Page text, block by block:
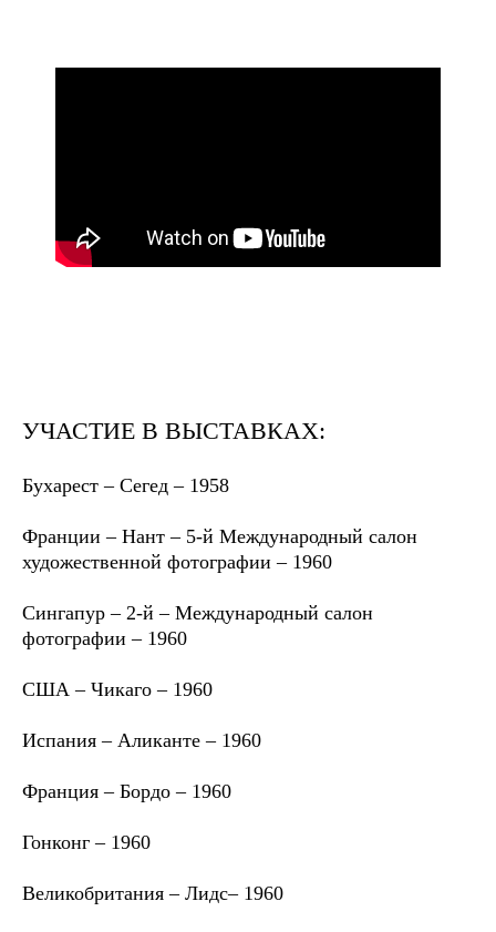
УЧАСТИЕ В ВЫСТАВКАХ:
Бухарест – Сегед – 1958
Франции – Нант – 5-й Международный салон
художественной фотографии – 1960
Сингапур – 2-й – Международный салон
фотографии – 1960
США – Чикаго – 1960
Испания – Аликанте – 1960
Франция – Бордо – 1960
Гонконг – 1960
Великобритания – Лидс– 1960